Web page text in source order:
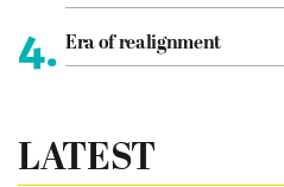
4. Era of realignment
LATEST